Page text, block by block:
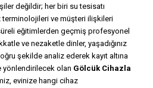
değildir; her biri su tesisatı
ve müşteri ilişkileri
eğitimlerden geçmiş profesyonel
ve nezaketle dinler, yaşadığınız
şekilde analiz ederek kayıt altına
yönlendirilecek olan Gölcük Cihazla
evinize hangi cihaz